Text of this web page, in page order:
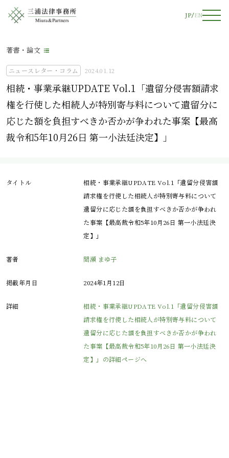
JP EN
著書・論文
ニュースレター・コラム 2024.01.12
相続・事業承継UPDATE Vol.1「遺留分侵害額請求
権を行使した相続人が特別寄与料について遺留分に
応じた額を負担すべきか否かが争われた事案【最高
裁令和5年10月26日 第一小法廷決定】」
タイトル
相続・事業承継UPDATE Vol.1「遺留分侵害額
請求権を行使した相続人が特別寄与料について
遺留分に応じた額を負担すべきか否かが争われ
た事案【最高裁令和5年10月26日 第一小法廷決
定】」
著者 間瀬 まゆ子
掲載年月日 2024年1月12日
詳細
相続・事業承継UPDATE Vol.1「遺留分侵害額
請求権を行使した相続人が特別寄与料について
遺留分に応じた額を負担すべきか否かが争われ
た事案【最高裁令和5年10月26日 第一小法廷決
定】」の詳細ページへ